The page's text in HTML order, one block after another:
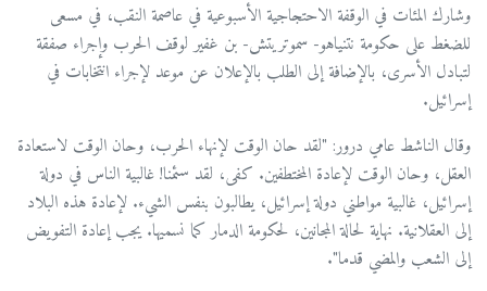
وشارك المئات في الوقفة الاحتجاجية الأسبوعية في عاصمة النقب، في مسعى
للضغط على حكومة نتنياهو- سموتريتش- بن غفير لوقف الحرب وإجراء صفقة
لتبادل الأسرى، بالإضافة إلى الطلب بالإعلان عن موعد لإجراء انتخابات في
إسرائيل.
وقال الناشط عامي درور: "لقد حان الوقت لإنهاء الحرب، وحان الوقت لاستعادة
العقل، وحان الوقت لإعادة المختطفين. كفى، لقد سئمنا! غالبية الناس في دولة
إسرائيل، غالبية مواطني دولة إسرائيل، يطالبون بنفس الشيء. لإعادة هذه البلاد
إلى العقلانية. نهاية لحالة المجانين، لحكومة الدمار كما نسميها. يجب إعادة التفويض
إلى الشعب والمضي قدما".